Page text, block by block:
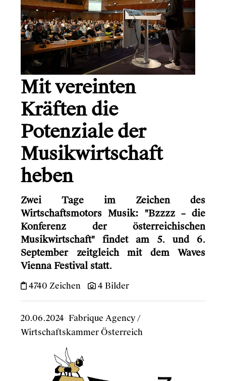
Mit vereinten
Kräften die
Potenziale der
Musikwirtschaft
heben
Zwei Tage im Zeichen des
Wirtschaftsmotors Musik: "Bzzzz – die
Konferenz der österreichischen
Musikwirtschaft" findet am 5. und 6.
September zeitgleich mit dem Waves
Vienna Festival statt.
4740 Zeichen 4 Bilder
20.06.2024 Fabrique Agency/
Wirtschaftskammer Österreich